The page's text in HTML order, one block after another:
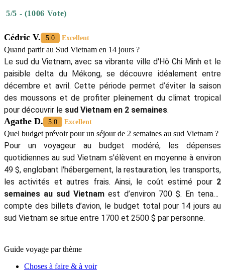
complète dans une région riche en contrastes, où chaque étape
dévoile une facette unique du pays. Des rues animées d’Hô Chi
paysages paisibles du delta du Mékong, le voyage tisse un équilibre
harmonieux entre découvertes culturelles, aventures naturelles et
moments de détente. Ces14 jours au sud Vietnam
seulement des souvenirs vibrants, mais aussi une profonde
appréciation pour la diversité et la chaleur de cette région fascinante.
En savoir plus :
-Combien De Temps Pour Visiter Vietnam?
-Guide de voyage Vietnam
- Circuits Centre Vietnam
-Voyage Da Nang
-Vietnam 2 semaines avec extension Con Dao
5/5 - (1006 Vote)
Cédric V. 5.0 Excellent
Quand partir au Sud Vietnam en 14 jours ?
Le sud du Vietnam, avec sa vibrante ville d'Hô Chi Minh et le
paisible delta du Mékong, se découvre idéalement entre
pour découvrir lesud Vietnam en 2 semaines
Agathe D. 5.0 Excellent